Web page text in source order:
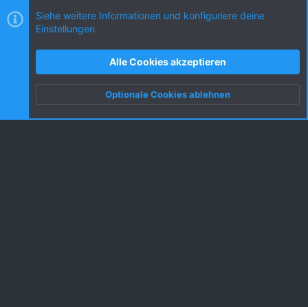
Nutzungsbedingungen
Datenschutz
S
Oben Unten
Siehe weitere Informationen und konfiguriere deine
Einstellungen
Alle Cookies akzeptieren
Optionale Cookies ablehnen